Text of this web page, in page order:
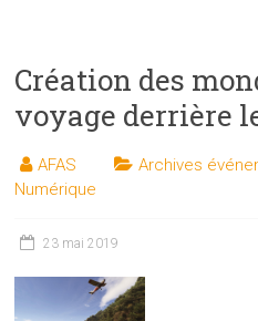
Création des
voyage derrière
AFAS Archives
Numérique
23 mai 2019